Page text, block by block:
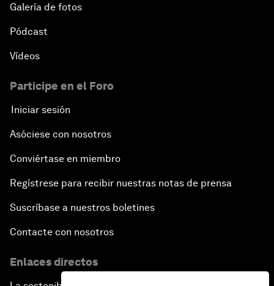
Galería de fotos
Pódcast
Vídeos
Participe en el Foro
Iniciar sesión
Asóciese con nosotros
Conviértase en miembro
Regístrese para recibir nuestras notas de prensa
Suscríbase a nuestros boletines
Contacte con nosotros
Enlaces directos